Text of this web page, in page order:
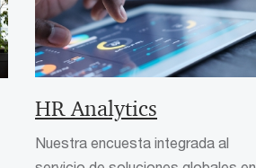
HR Analytics
Nuestra encuesta integrada al